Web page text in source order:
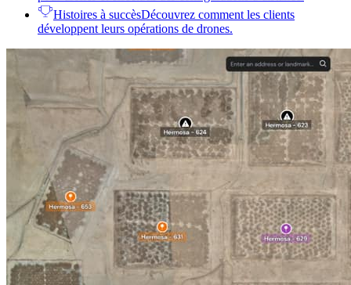
Histoires à succèsDécouvrez comment les clients
développent leurs opérations de drones.